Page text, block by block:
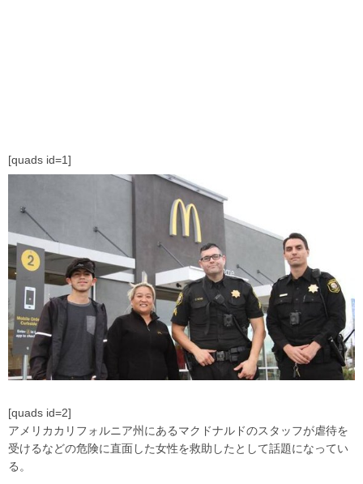
[quads id=1]
[quads id=2]
アメリカカリフォルニア州にあるマクドナルドのスタッフが虐待を
受けるなどの危険に直面した女性を救助したとして話題になってい
る。